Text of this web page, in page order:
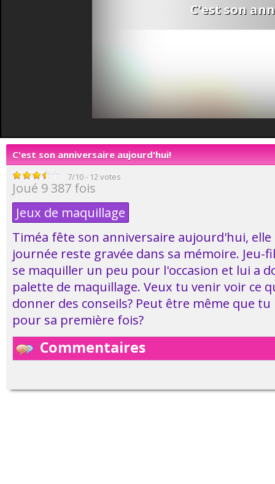
C'est son
C'est son anniversaire aujourd'hui!
7/10- 12votes
Joué 9 387 fois
Jeux de maquillage
Timéa fête son anniversaire aujourd'hui,
journée reste gravée dans sa mémoire. Jeu-
se maquiller un peu pour l'occasion et lui a
palette de maquillage. Veux tu venir voir ce
donner des conseils? Peut être même que
pour sa première fois?
Commentaires